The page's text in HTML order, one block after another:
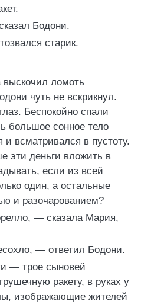
Бодони.
старик.
выскочил ломоть
чуть не вскрикнул.
Беспокойно спали
большое сонное тело
всматривался в пустоту.
эти деньги вложить в
если из всей
один, а остальные
и разочарованием?
— сказала Мария,
— ответил Бодони.
— трое сыновей
ракету, в руках у
изображающие жителей